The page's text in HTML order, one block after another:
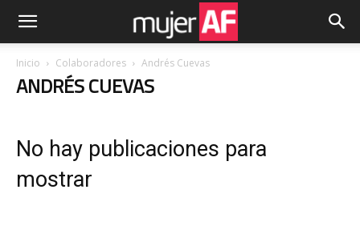
Inicio Colaboradores Andrés Cuevas
ANDRÉS CUEVAS
No hay publicaciones para
mostrar